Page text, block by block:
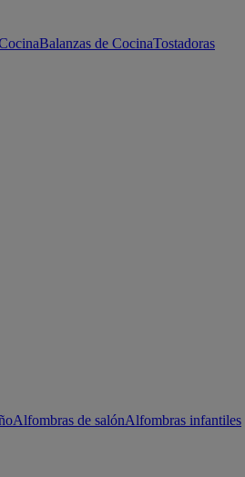
Balanzas de CocinaTostadoras
Alfombras de salónAlfombras infantiles